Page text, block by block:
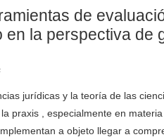
de
en la perspectiva de
jurídicas y la teoría de las
praxis , especialmente en
a objeto llegar a